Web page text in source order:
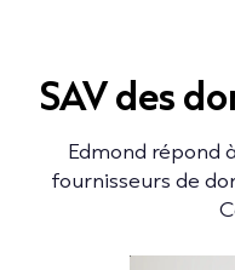
SAV des
Edmond répond
fournisseurs de